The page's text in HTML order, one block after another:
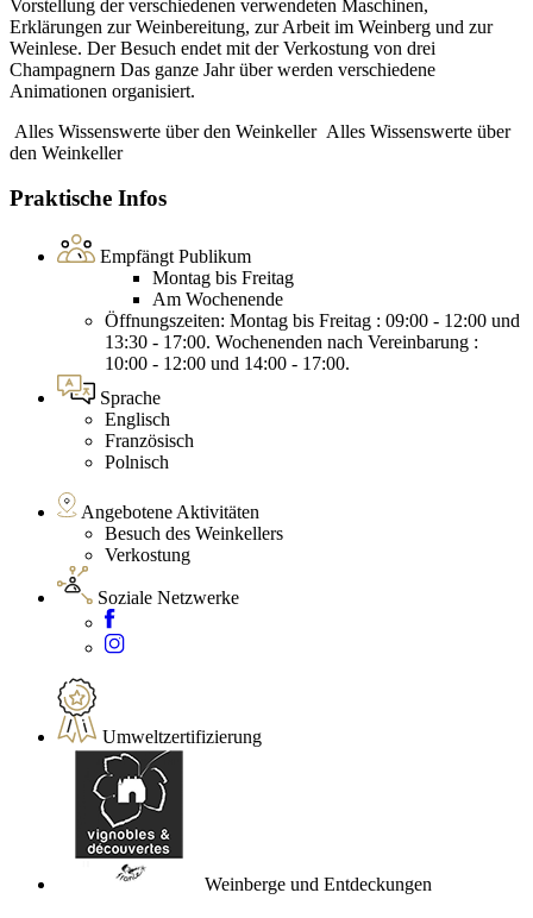
Vorstellung der verschiedenen verwendeten Maschinen,
Erklärungen zur Weinbereitung, zur Arbeit im Weinberg und zur
Weinlese. Der Besuch endet mit der Verkostung von drei
Champagnern Das ganze Jahr über werden verschiedene
Animationen organisiert.
Alles Wissenswerte über den Weinkeller Alles Wissenswerte über
den Weinkeller
Praktische Infos
Empfängt Publikum
Montag bis Freitag
Am Wochenende
Öffnungszeiten: Montag bis Freitag : 09:00 - 12:00 und
13:30 - 17:00. Wochenenden nach Vereinbarung :
10:00 - 12:00 und 14:00 - 17:00.
Sprache
Englisch
Französisch
Polnisch
Angebotene Aktivitäten
Besuch des Weinkellers
Verkostung
Soziale Netzwerke
Umweltzertifizierung
Weinberge und Entdeckungen